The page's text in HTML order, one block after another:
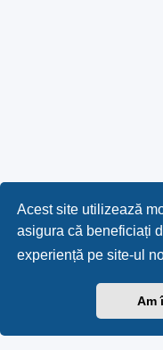
Acest site utilizează
asigura că beneficiați
experiență pe site-ul
Am